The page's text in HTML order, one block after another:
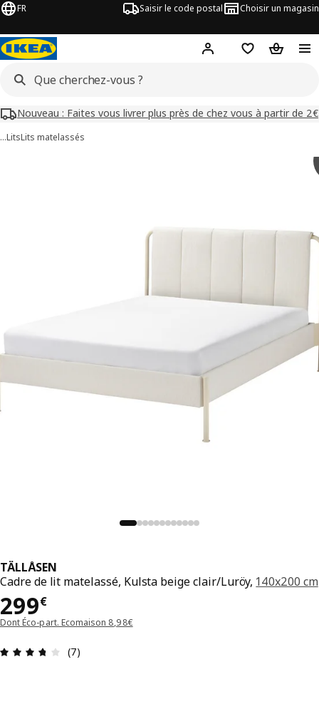
FR Saisir le code postal Choisir un magasin
Mon compteFavorisPanier
Nouveau : Faites vous livrer plus près de chez vous à partir de 2€
…LitsLits matelassés
TÄLLÅSEN
Cadre de lit matelassé, Kulsta beige clair/Luröy, 140x200 cm
299€
Prix 299€
Dont Éco-part. Ecomaison 8,98€
Avis: 3.7 sur 5 étoiles Nombre total d'avis: 7
(7)